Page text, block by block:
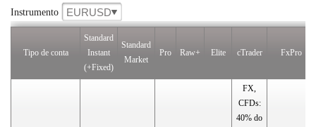
Instrumento EURUSD
Tipo de conta
Standard
Instant
(+Fixed)
Standard
Market
Pro Raw+ Elite cTrader FxPro
FX,
CFDs:
40% do